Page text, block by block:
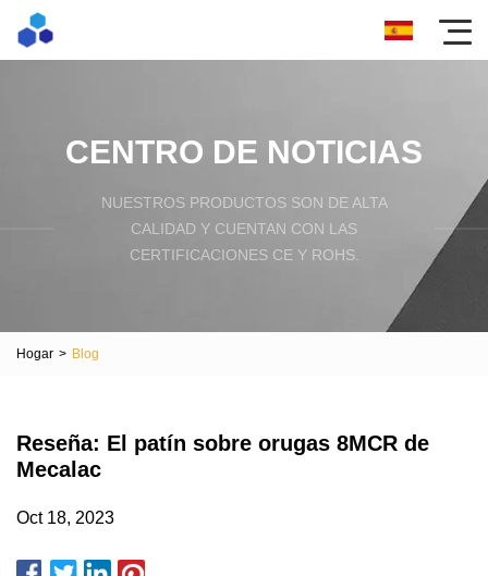
CENTRO DE NOTICIAS
NUESTROS PRODUCTOS SON DE ALTA
CALIDAD Y CUENTAN CON LAS
CERTIFICACIONES CE Y ROHS.
Hogar > Blog
Reseña: El patín sobre orugas 8MCR de
Mecalac
Oct 18, 2023